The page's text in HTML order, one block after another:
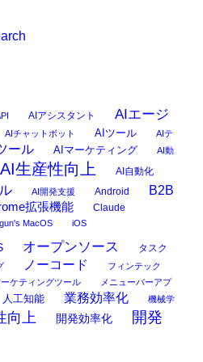
AIアシスタント
AIエージ
AIチャットボット AIツール
AIテ
ール AIマーケティング AI動
AI生産性向上 AI自動化
AI開発支援 Android
B2B
拡張機能 Claude
MacOS iOS
オープンソース
タスク
ノーコード フィンテック
ケティングツール
メニューバーアプ
人工知能 業務効率化 機械学
向上 開発効率化
開発